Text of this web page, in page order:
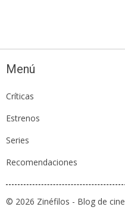
Menú
Críticas
Estrenos
Series
Recomendaciones
© 2026 Zinéfilos - Blog de cine